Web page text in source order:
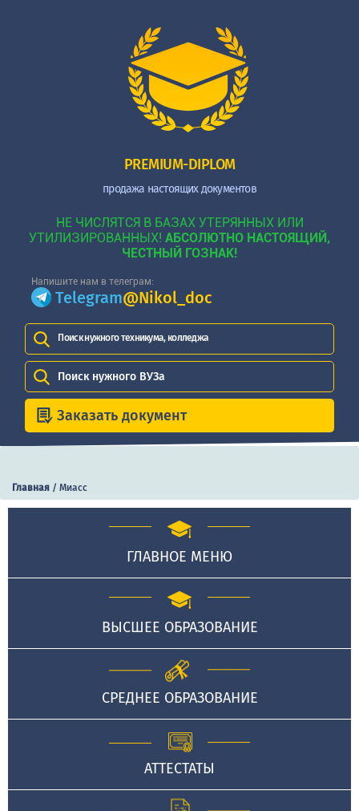
PREMIUM-DIPLOM
продажа настоящих документов
НЕ ЧИСЛЯТСЯ В БАЗАХ УТЕРЯННЫХ ИЛИ
УТИЛИЗИРОВАННЫХ! АБСОЛЮТНО НАСТОЯЩИЙ,
ЧЕСТНЫЙ ГОЗНАК!
Напишите нам в телеграм:
Telegram@Nikol_doc
Поиск нужного техникума, колледжа
Поиск нужного ВУЗа
Заказать документ
Главная / Миасс
ГЛАВНОЕ МЕНЮ
ВЫСШЕЕ ОБРАЗОВАНИЕ
СРЕДНЕЕ ОБРАЗОВАНИЕ
АТТЕСТАТЫ